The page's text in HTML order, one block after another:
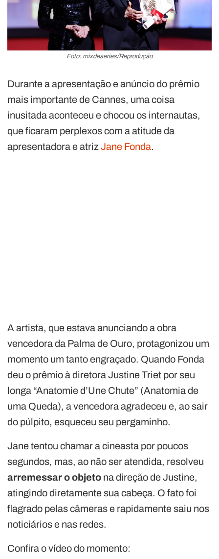
Foto: mixdeseries/Reprodução
Durante a apresentação e anúncio do prêmio
mais importante de Cannes, uma coisa
inusitada aconteceu e chocou os internautas,
que ficaram perplexos com a atitude da
apresentadora e atrizJane Fonda.
A artista, que estava anunciando a obra
vencedora da Palma de Ouro, protagonizou um
momento um tanto engraçado. Quando Fonda
deu o prêmio à diretora Justine Triet por seu
longa “Anatomie d’Une Chute” (Anatomia de
uma Queda), a vencedora agradeceu e, ao sair
do púlpito, esqueceu seu pergaminho.
Jane tentou chamar a cineasta por poucos
segundos, mas, ao não ser atendida, resolveu
arremessar o objeto na direção de Justine,
atingindo diretamente sua cabeça. O fato foi
flagrado pelas câmeras e rapidamente saiu nos
noticiários e nas redes.
Confira o vídeo do momento: